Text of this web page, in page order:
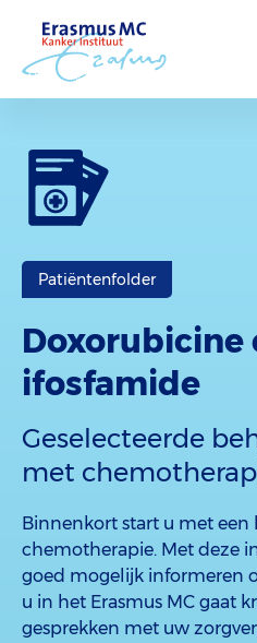
Patiëntenfolder
Doxorubicine
ifosfamide
Geselecteerde
met
Binnenkort start u met
chemotherapie. Met deze
goed mogelijk informeren
u in het Erasmus MC gaat
gesprekken met uw